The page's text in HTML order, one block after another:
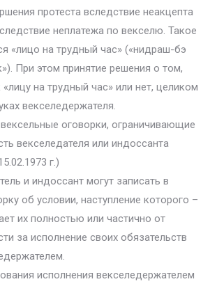
протеста вследствие неакцепта
неплатежа по векселю. Такое
«лицо на трудный час» («нидраш-бэ
При этом принятие решения о том,
на трудный час» или нет, целиком
векселедержателя.
оговорки, ограничивающие
векселедателя или индоссанта
г.)
и индоссант могут записать в
об условии, наступление которого –
их полностью или частично от
за исполнение своих обязательств
исполнения векселедержателем